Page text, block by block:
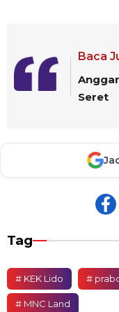
Baca
Seret
Tag
# KEK Lido #
# MNC Land